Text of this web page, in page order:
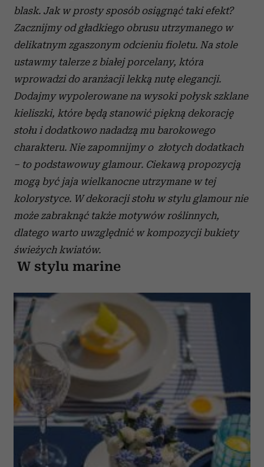
blask. Jak w prosty sposób osiągnąć taki efekt?
Zacznijmy od gładkiego obrusu utrzymanego w
delikatnym zgaszonym odcieniu fioletu. Na stole
ustawmy talerze z białej porcelany, która
wprowadzi do aranżacji lekką nutę elegancji.
Dodajmy wypolerowane na wysoki połysk szklane
kieliszki, które będą stanowić piękną dekorację
stołu i dodatkowo nadadzą mu barokowego
charakteru. Nie zapomnijmy o złotych dodatkach
– to podstawowuy glamour. Ciekawą propozycją
mogą być jaja wielkanocne utrzymane w tej
kolorystyce. W dekoracji stołu w stylu glamour nie
może zabraknąć także motywów roślinnych,
dlatego warto uwzględnić w kompozycji bukiety
świeżych kwiatów.
W stylu marine